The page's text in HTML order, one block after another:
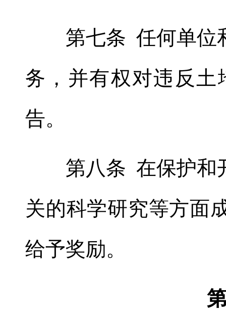
第七条 任何单位和
务 ， 并有权对违反土
告。
第八条 在保护和开
关的科学研究等方面
给予奖励。